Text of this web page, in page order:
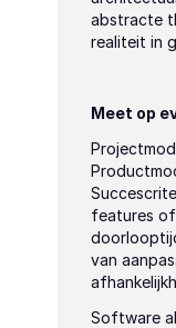
abstracte
realiteit in
Meet op
features
van
Software